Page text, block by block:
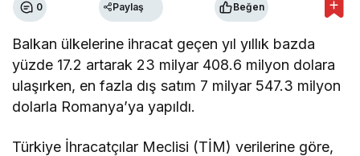
0 Paylaş Beğen
Balkan ülkelerine ihracat geçen yıl yıllık bazda
yüzde 17.2 artarak 23 milyar 408.6 milyon dolara
ulaşırken, en fazla dış satım 7 milyar 547.3 milyon
dolarla Romanya’ya yapıldı.
Türkiye İhracatçılar Meclisi (TİM) verilerine göre,